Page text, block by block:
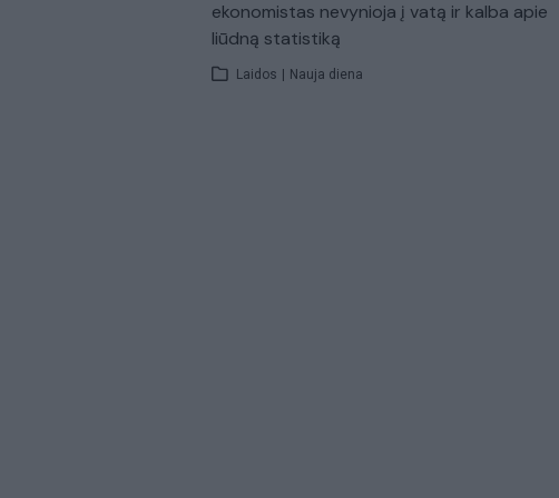
ekonomistas nevynioja į vatą ir kalba apie
liūdną statistiką
Laidos Nauja diena